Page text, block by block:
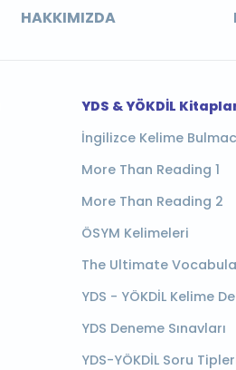
HAKKIMIZDA
YDS & YÖKDİL
İngilizce Kelime
More Than Reading 1
More Than Reading 2
ÖSYM Kelimeleri
The Ultimate
YDS - YÖKDİL Kelime
YDS Deneme Sınavları
YDS-YÖKDİL Soru